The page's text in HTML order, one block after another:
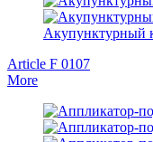
Акупунктурный
Article F 0107
More